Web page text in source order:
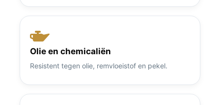
Olie en chemicaliën
Resistent tegen olie, remvloeistof en pekel.